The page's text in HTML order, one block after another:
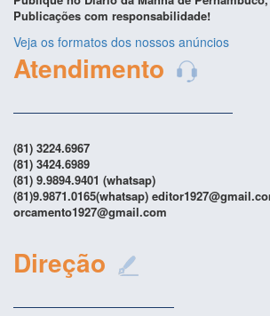
Publicações com responsabilidade!
Veja os formatos dos nossos anúncios
Atendimento
(81) 3224.6967
(81) 3424.6989
(81) 9.9894.9401 (whatsap)
(81)9.9871.0165(whatsap)
orcamento1927@gmail.com
Direção